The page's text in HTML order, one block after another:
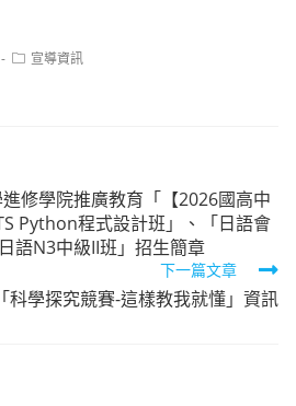
Post宣導資訊
修學院推廣教育「【2026國高中
Python程式設計班」、「日語會
語N3中級II班」招生簡章
下一篇文章
科學探究競賽-這樣教我就懂」資訊